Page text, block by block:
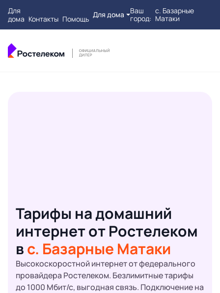
Для
дома Контакты Помощь Для дома
Ваш
город:
с. Базарные
Матаки
Тарифы на домашний
интернет от Ростелеком
вс. Базарные Матаки
Высокоскоростной интернет от федерального
провайдера Ростелеком. Безлимитные тарифы
до 1000 Мбит/с, выгодная связь. Подключение на